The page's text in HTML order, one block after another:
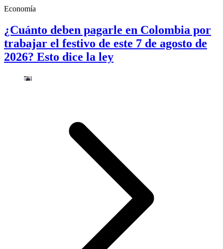
Economía
¿Cuánto deben pagarle en Colombia por
trabajar el festivo de este 7 de agosto de
2026? Esto dice la ley